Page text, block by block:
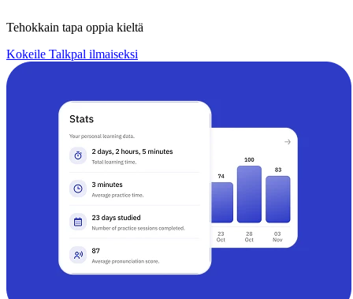
Tehokkain tapa oppia kieltä
Kokeile Talkpal ilmaiseksi